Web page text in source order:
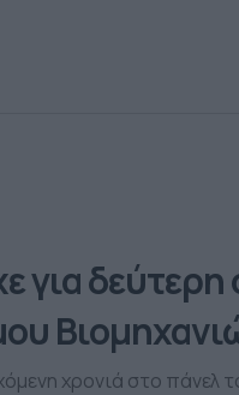
χρονιά στο